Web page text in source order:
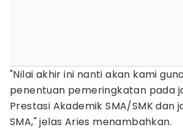
"Nilai akhir ini nanti akan kami
penentuan pemeringkatan pada
Prestasi Akademik SMA/SMK dan
SMA," jelas Aries menambahkan.